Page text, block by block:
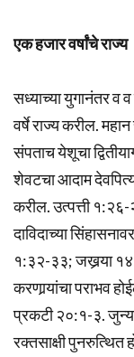
एक हजार वर्षांचे राज्य
सध्याच्या युगानंतर व
वर्षे राज्य करील.
संपताच येशूचा
शेवटचा आदाम
करील. उत्पत्ती १:२६-
दाविदाच्या
१:३२-३३; जखर्‍या
करणार्‍यांचा पराभव
प्रकटी २०:१-३.
रक्तसाक्षी पुनरुत्थित